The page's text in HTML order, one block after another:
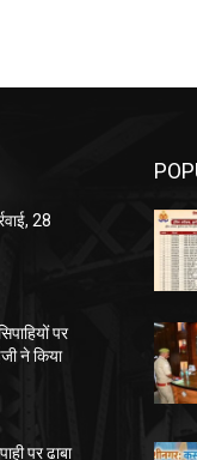
28
पर
ने किया
पर ढाबा